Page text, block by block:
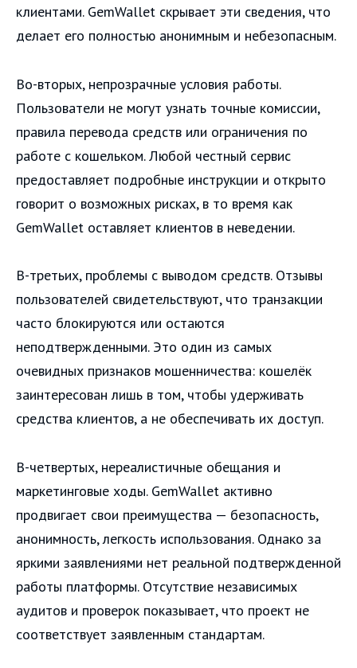
клиентами. GemWallet скрывает эти сведения, что
делает его полностью анонимным и небезопасным.
Во-вторых, непрозрачные условия работы.
Пользователи не могут узнать точные комиссии,
правила перевода средств или ограничения по
работе с кошельком. Любой честный сервис
предоставляет подробные инструкции и открыто
говорит о возможных рисках, в то время как
GemWallet оставляет клиентов в неведении.
В-третьих, проблемы с выводом средств. Отзывы
пользователей свидетельствуют, что транзакции
часто блокируются или остаются
неподтвержденными. Это один из самых
очевидных признаков мошенничества: кошелёк
заинтересован лишь в том, чтобы удерживать
средства клиентов, а не обеспечивать их доступ.
В-четвертых, нереалистичные обещания и
маркетинговые ходы. GemWallet активно
продвигает свои преимущества — безопасность,
анонимность, легкость использования. Однако за
яркими заявлениями нет реальной подтвержденной
работы платформы. Отсутствие независимых
аудитов и проверок показывает, что проект не
соответствует заявленным стандартам.